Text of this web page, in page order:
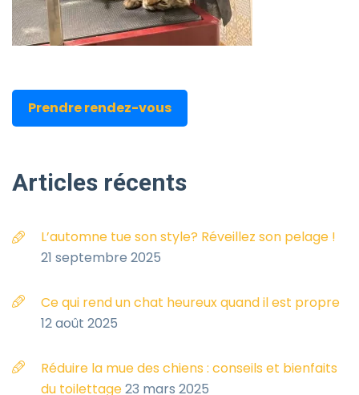
Prendre rendez-vous
Articles récents
L’automne tue son style? Réveillez son pelage !
21 septembre 2025
Ce qui rend un chat heureux quand il est propre
12 août 2025
Réduire la mue des chiens : conseils et bienfaits
du toilettage23 mars 2025